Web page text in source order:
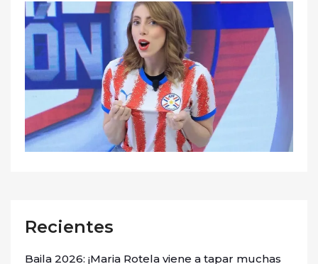
Recientes
Baila 2026: ¡Maria Rotela viene a tapar muchas